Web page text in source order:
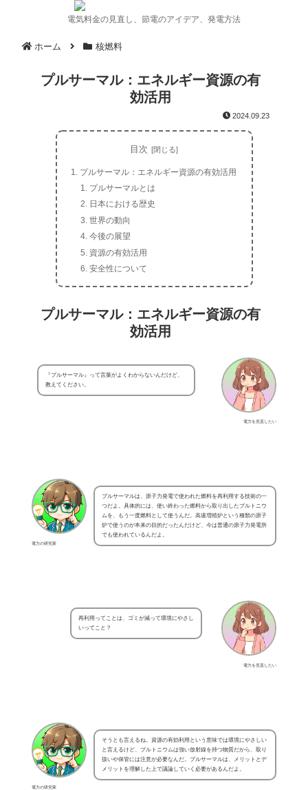
電気料金の見直し、節電のアイデア、発電方法
ホーム 核燃料
プルサーマル：エネルギー資源の有
効活用
2024.09.23
目次
プルサーマル：エネルギー資源の有効活用
プルサーマルとは
日本における歴史
世界の動向
今後の展望
資源の有効活用
安全性について
プルサーマル：エネルギー資源の有
効活用
電力を見直したい
『プルサーマル』って言葉がよくわからないんだけど、
教えてください。
電力の研究家
プルサーマルは、原子力発電で使われた燃料を再利用する技術の一
つだよ。具体的には、使い終わった燃料から取り出したプルトニウ
ムを、もう一度燃料として使うんだ。高速増殖炉という種類の原子
炉で使うのが本来の目的だったんだけど、今は普通の原子力発電所
でも使われているんだよ。
電力を見直したい
再利用ってことは、ゴミが減って環境にやさし
いってこと？
電力の研究家
そうとも言えるね。資源の有効利用という意味では環境にやさしい
と言えるけど、プルトニウムは強い放射線を持つ物質だから、取り
扱いや保管には注意が必要なんだ。プルサーマルは、メリットとデ
メリットを理解した上で議論していく必要があるんだよ。